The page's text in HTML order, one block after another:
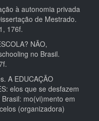
à autonomia privada
de Mestrado.
176f.
NÃO,
no Brasil.
A EDUCAÇÃO
elos que se desfazem
mo(vi)mento em
(organizadora)